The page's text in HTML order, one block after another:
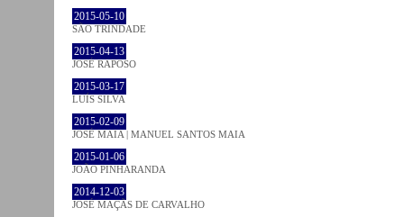
2015-05-10
SÃO TRINDADE
2015-04-13
JOSÉ RAPOSO
2015-03-17
LUÍS SILVA
2015-02-09
JOSÉ MAIA | MANUEL SANTOS MAIA
2015-01-06
JOÃO PINHARANDA
2014-12-03
JOSÉ MAÇÃS DE CARVALHO